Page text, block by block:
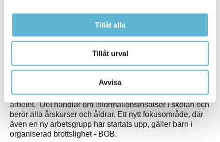
Tillåt alla
Tillåt urval
Avvisa
att vi kan mäta och följa upp saker tillsammans.
Jättebra att ha denna grund som vi kan jobba vidare
med tillsammans, fortsätter Marie Wäppling.
Barn och ungdomar är viktigast
Barn och ungdomar är en grupp där det kommer riktas in
ännu mer insatser kopplat till det brottsförebyggande
arbetet. Det handlar om informationsinsatser i skolan och
berör alla årskurser och åldrar. Ett nytt fokusområde, där
även en ny arbetsgrupp har startats upp, gäller barn i
organiserad brottslighet - BOB.